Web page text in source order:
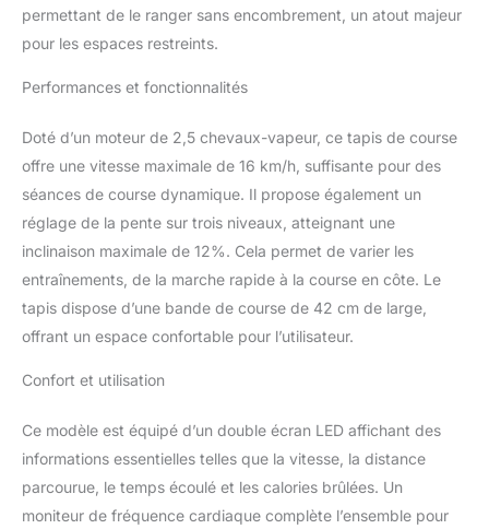
n'est pas nécessaire, il suffit de retirer les
broches, ce qui est rapide et facile.
【Courroie de course extra-large 42 CM
d'absorption des chocs et moteur silencieux
course extra-large (1040*420MM). Les
colonnes internes en silicone absorbent les
chocs pour amortir les genoux, les muscles
et les articulations tout en réduisant le bruit
pour éviter de déranger les autres. Le tapis
de course électrique est équipé d'un
puissant moteur de 2.5 HP et a une capacité
de charge de 130 KG. 【Double écran LED et
contrôle intelligent par application】Ce tapis
écran LED multifonction, qui peut afficher la
en temps réel. Vous pouvez régler la vitesse
course ou la télécommande. Les tapis de
course domestiques peuvent être connectés
à des applications telles que FITSHOW via
permettant de le ranger sans encombrement, un atout majeur
pour les espaces restreints.
Performances et fonctionnalités
Doté d’un moteur de 2,5 chevaux-vapeur, ce tapis de course
offre une vitesse maximale de 16 km/h, suffisante pour des
séances de course dynamique. Il propose également un
réglage de la pente sur trois niveaux, atteignant une
inclinaison maximale de 12%. Cela permet de varier les
entraînements, de la marche rapide à la course en côte. Le
tapis dispose d’une bande de course de 42 cm de large,
offrant un espace confortable pour l’utilisateur.
Confort et utilisation
Ce modèle est équipé d’un double écran LED affichant des
informations essentielles telles que la vitesse, la distance
parcourue, le temps écoulé et les calories brûlées. Un
moniteur de fréquence cardiaque complète l’ensemble pour